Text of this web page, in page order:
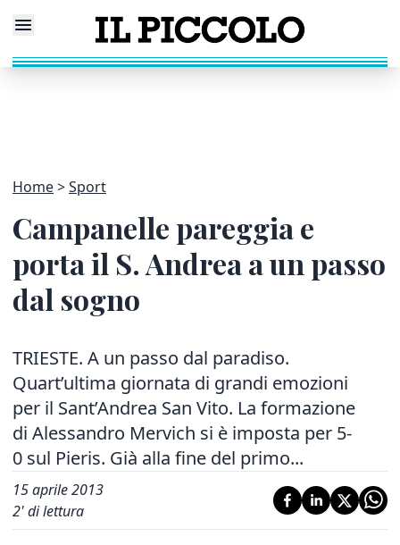
Home Sport
Campanelle pareggia e
porta il S. Andrea a un passo
dal sogno
TRIESTE. A un passo dal paradiso.
Quart’ultima giornata di grandi emozioni
per il Sant’Andrea San Vito. La formazione
di Alessandro Mervich si è imposta per 5-
0 sul Pieris. Già alla fine del primo...
15 aprile 2013
2' di lettura